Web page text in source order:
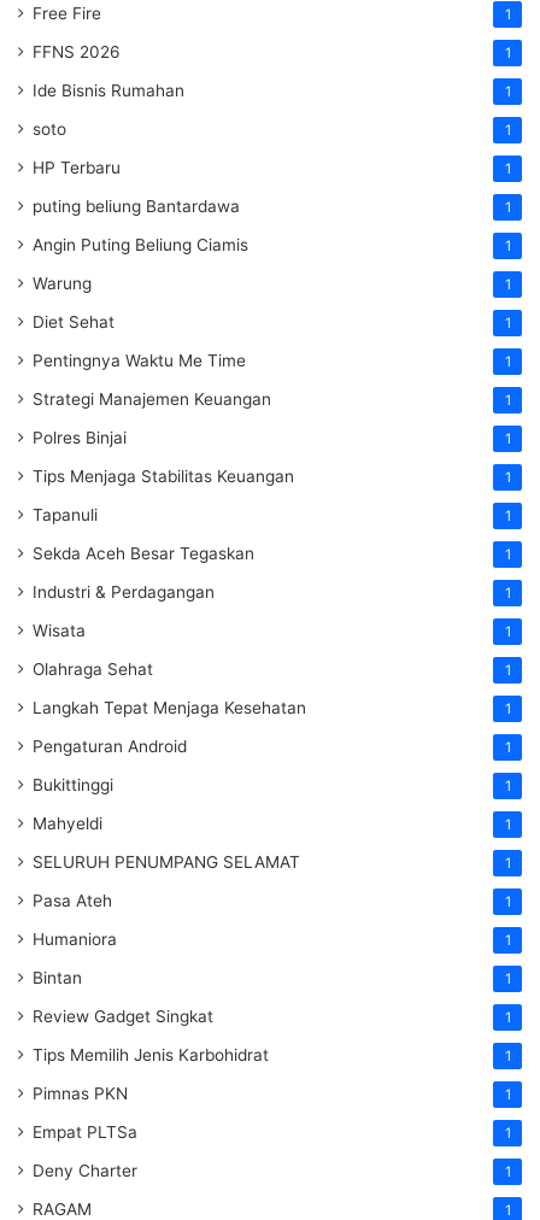
Free Fire 1
FFNS 2026 1
Ide Bisnis Rumahan 1
soto 1
HP Terbaru 1
puting beliung Bantardawa 1
Angin Puting Beliung Ciamis 1
Warung 1
Diet Sehat 1
Pentingnya Waktu Me Time 1
Strategi Manajemen Keuangan 1
Polres Binjai 1
Tips Menjaga Stabilitas Keuangan 1
Tapanuli 1
Sekda Aceh Besar Tegaskan 1
Industri & Perdagangan 1
Wisata 1
Olahraga Sehat 1
Langkah Tepat Menjaga Kesehatan 1
Pengaturan Android 1
Bukittinggi 1
Mahyeldi 1
SELURUH PENUMPANG SELAMAT 1
Pasa Ateh 1
Humaniora 1
Bintan 1
Review Gadget Singkat 1
Tips Memilih Jenis Karbohidrat 1
Pimnas PKN 1
Empat PLTSa 1
Deny Charter 1
RAGAM 1